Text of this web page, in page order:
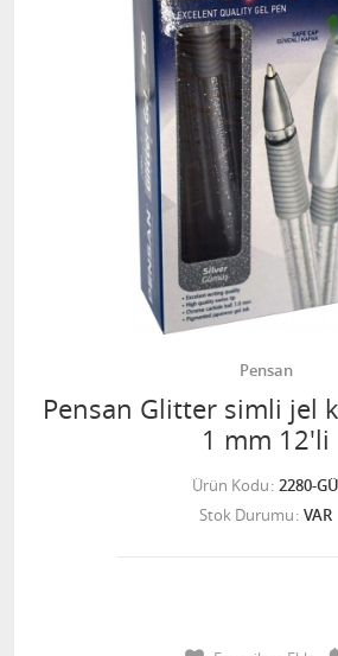
Pensan
Pensan Glitter simli jel
1 mm 12'li
Ürün Kodu 2280-GÜ
Stok Durumu VAR